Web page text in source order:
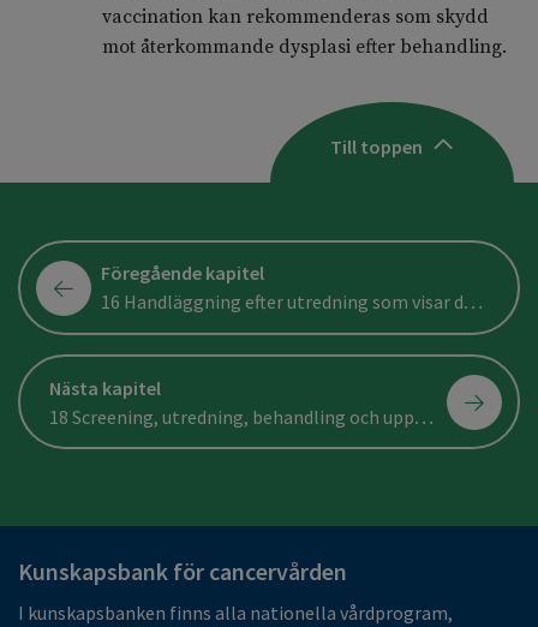
vaccination kan rekommenderas som skydd
mot återkommande dysplasi efter behandling.
Till toppen
Föregående kapitel
16 Handläggning efter utredning som visar dysplasi
Nästa kapitel
18 Screening, utredning, behandling och uppföljning av särskilda grupper
Kunskapsbank för cancervården
I kunskapsbanken finns alla nationella vårdprogram,